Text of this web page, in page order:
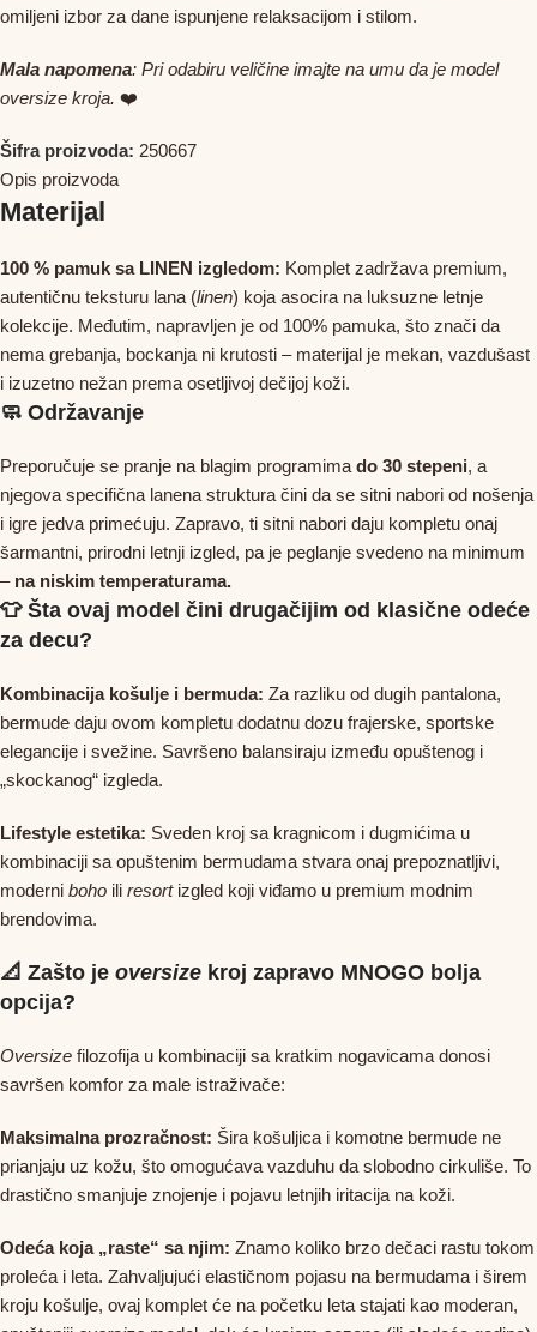
omiljeni izbor za dane ispunjene relaksacijom i stilom.
Mala napomena: Pri odabiru veličine imajte na umu da je model
oversize kroja. ❤️
Šifra proizvoda: 250667
Opis proizvoda
Materijal
100 % pamuk sa LINEN izgledom: Komplet zadržava premium,
autentičnu teksturu lana (linen) koja asocira na luksuzne letnje
kolekcije. Međutim, napravljen je od 100% pamuka, što znači da
nema grebanja, bockanja ni krutosti – materijal je mekan, vazdušast
i izuzetno nežan prema osetljivoj dečijoj koži.
🧼 Održavanje
Preporučuje se pranje na blagim programimado 30 stepeni, a
njegova specifična lanena struktura čini da se sitni nabori od nošenja
i igre jedva primećuju. Zapravo, ti sitni nabori daju kompletu onaj
šarmantni, prirodni letnji izgled, pa je peglanje svedeno na minimum
– na niskim temperaturama.
👕 Šta ovaj model čini drugačijim od klasične odeće
za decu?
Kombinacija košulje i bermuda: Za razliku od dugih pantalona,
bermude daju ovom kompletu dodatnu dozu frajerske, sportske
elegancije i svežine. Savršeno balansiraju između opuštenog i
„skockanog“ izgleda.
Lifestyle estetika: Sveden kroj sa kragnicom i dugmićima u
kombinaciji sa opuštenim bermudama stvara onaj prepoznatljivi,
moderni boho ili resortizgled koji viđamo u premium modnim
brendovima.
📐 Zašto je oversize kroj zapravo MNOGO bolja
opcija?
Oversize filozofija u kombinaciji sa kratkim nogavicama donosi
savršen komfor za male istraživače:
Maksimalna prozračnost: Šira košuljica i komotne bermude ne
prianjaju uz kožu, što omogućava vazduhu da slobodno cirkuliše. To
drastično smanjuje znojenje i pojavu letnjih iritacija na koži.
Odeća koja „raste“ sa njim: Znamo koliko brzo dečaci rastu tokom
proleća i leta. Zahvaljujući elastičnom pojasu na bermudama i širem
kroju košulje, ovaj komplet će na početku leta stajati kao moderan,